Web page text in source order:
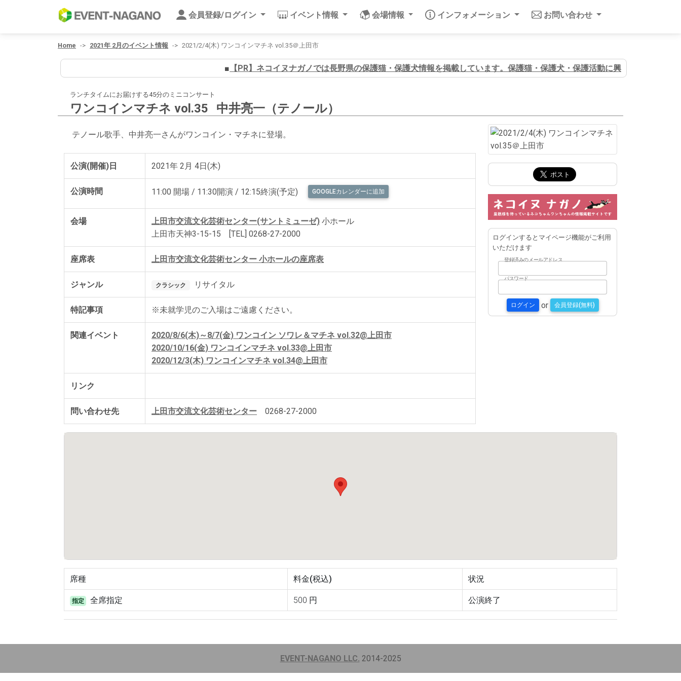
会員登録/ログイン イベント情報 会場情報 インフォメーション お問い合わせ
Home 2021年 2月のイベント情報 2021/2/4(木) ワンコインマチネ vol.35＠上田市
【PR】ネコイヌナガノでは長野県の保護猫・保護犬情報を掲載しています。保護猫・保護犬・保護活動に興味のある方はぜ
ランチタイムにお届けする45分のミニコンサート
ワンコインマチネ vol.35 中井亮一（テノール）
テノール歌手、中井亮一さんがワンコイン・マチネに登場。
公演(開催)日 2021年 2月 4日(木)
公演時間 11:00 開場 / 11:30開演 / 12:15終演(予定) GOOGLEカレンダーに追加
会場 上田市交流文化芸術センター(サントミューゼ) 小ホール
上田市天神3-15-15 [TEL] 0268-27-2000
座席表 上田市交流文化芸術センター 小ホールの座席表
ジャンル クラシック リサイタル
特記事項 ※未就学児のご入場はご遠慮ください。
関連イベント
2020/8/6(木)～8/7(金) ワンコイン ソワレ＆マチネ vol.32@上田市
2020/10/16(金) ワンコインマチネ vol.33@上田市
2020/12/3(木) ワンコインマチネ vol.34@上田市
リンク
問い合わせ先 上田市交流文化芸術センター 0268-27-2000
ログインするとマイページ機能がご利用
いただけます
登録済みのメールアドレス
パスワード
ログイン or 会員登録(無料)
席種 料金(税込) 状況
指定 全席指定 500 円 公演終了
EVENT-NAGANO LLC. 2014-2025